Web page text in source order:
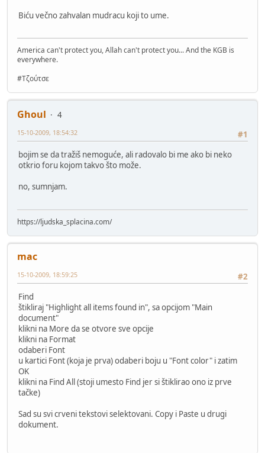
Biću večno zahvalan mudracu koji to ume.
America can't protect you, Allah can't protect you... And the KGB is
everywhere.
#Τζούτσε
Ghoul
4
#1
15-10-2009, 18:54:32
bojim se da tražiš nemoguće, ali radovalo bi me ako bi neko
otkrio foru kojom takvo što može.
no, sumnjam.
https://ljudska_splacina.com/
mac
#2
15-10-2009, 18:59:25
Find
štikliraj "Highlight all items found in", sa opcijom "Main
document"
klikni na More da se otvore sve opcije
klikni na Format
odaberi Font
u kartici Font (koja je prva) odaberi boju u "Font color" i zatim
OK
klikni na Find All (stoji umesto Find jer si štiklirao ono iz prve
tačke)
Sad su svi crveni tekstovi selektovani. Copy i Paste u drugi
dokument.